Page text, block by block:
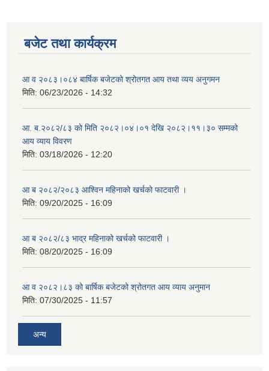
बजेट तथा कार्यक्रम
आ व २०८३।०८४ बार्षिक बजेटको श्रोतगत आय तथा व्यय अनुगमन
मिति: 06/23/2026 - 14:32
आ. ब.२०८२/८३ को मिति २०८२।०४।०१ देखि २०८२।११।३० सम्मको
आय व्याय विवरण
मिति: 03/18/2026 - 12:20
आ ब २०८२/२०८३ आश्विन महिनाको खर्चको फाटवारी ।
मिति: 09/20/2025 - 16:09
आ ब २०८२/८३ भाद्र महिनाको खर्चको फाटवारी ।
मिति: 08/20/2025 - 16:09
आ व २०८२।८३ को बार्षिक बजेटको श्रोतगत आय व्याय अनुमान
मिति: 07/30/2025 - 11:57
अन्य